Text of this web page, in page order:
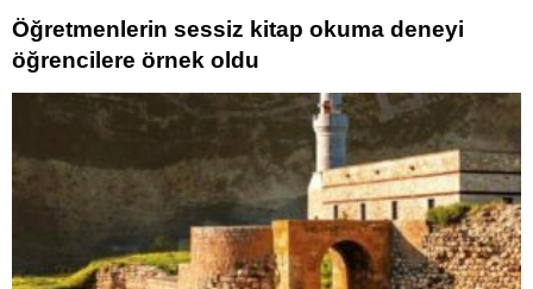
Öğretmenlerin sessiz kitap okuma deneyi
öğrencilere örnek oldu